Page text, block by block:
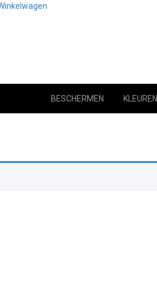
BESCHERMEN KLEUREN